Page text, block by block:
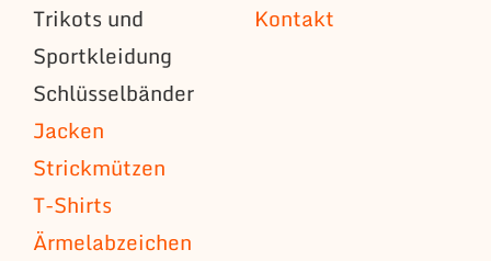
Trikots und
Sportkleidung
Schlüsselbänder
Jacken
Strickmützen
T-Shirts
Ärmelabzeichen
Kontakt